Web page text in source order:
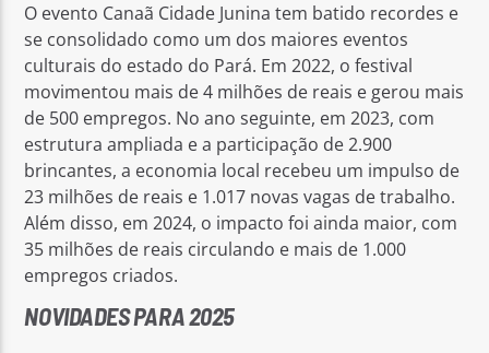
O evento Canaã Cidade Junina tem batido recordes e
se consolidado como um dos maiores eventos
culturais do estado do Pará. Em 2022, o festival
movimentou mais de 4 milhões de reais e gerou mais
de 500 empregos. No ano seguinte, em 2023, com
estrutura ampliada e a participação de 2.900
brincantes, a economia local recebeu um impulso de
23 milhões de reais e 1.017 novas vagas de trabalho.
Além disso, em 2024, o impacto foi ainda maior, com
35 milhões de reais circulando e mais de 1.000
empregos criados.
NOVIDADES PARA 2025